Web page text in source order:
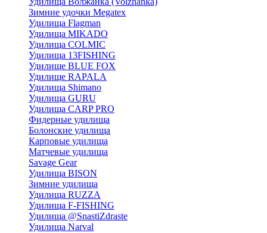
Зимние удочки Megatex
Удилища Flagman
Удилища MIKADO
Удилища COLMIC
Удилища 13FISHING
Удилище BLUE FOX
Удилище RAPALA
Удилища Shimano
Удилища GURU
Удилища CARP PRO
Фидерные удилища
Болонские удилища
Карповые удилища
Матчевые удилища
Savage Gear
Удилища BISON
Зимние удилища
Удилища RUZZA
Удилища F-FISHING
Удилища @SnastiZdraste
Удилища Narval